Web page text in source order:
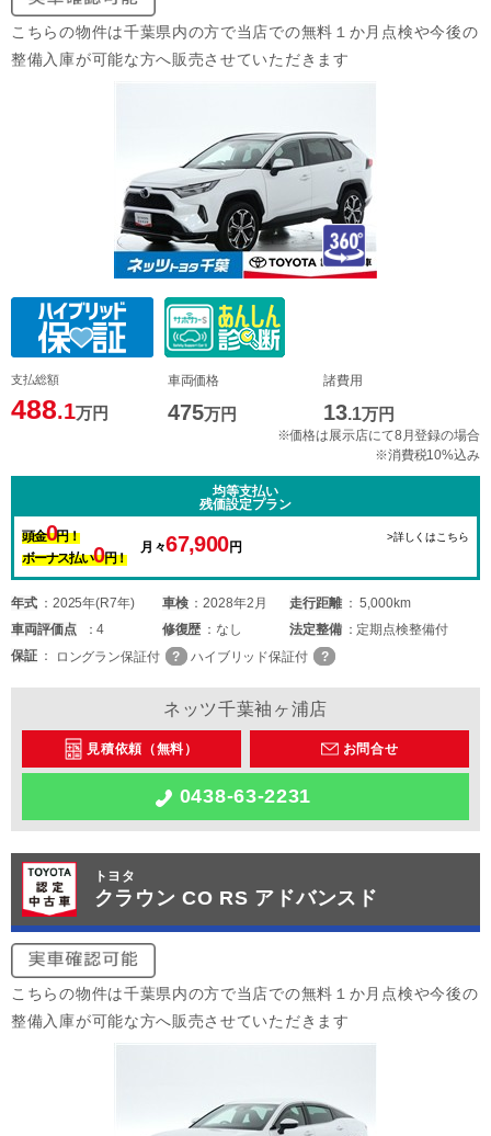
こちらの物件は千葉県内の方で当店での無料１か月点検や今後の
整備入庫が可能な方へ販売させていただきます
支払総額
488.1万円
車両価格
475万円
諸費用
13.1万円
※価格は展示店にて8月登録の場合
※消費税10%込み
均等支払い
残価設定プラン
頭金0円！
ボーナス払い0円！
月々67,900円
>詳しくはこちら
年式 2025年(R7年) 車検 2028年2月 走行距離
5,000km
車両評価点 4 修復歴 なし 法定整備
定期点検整備付
保証
ロングラン保証付 ハイブリッド保証付
ネッツ千葉袖ヶ浦店
見積依頼（無料） お問合せ
0438-63-2231
トヨタ
クラウン CO RS アドバンスド
こちらの物件は千葉県内の方で当店での無料１か月点検や今後の
整備入庫が可能な方へ販売させていただきます